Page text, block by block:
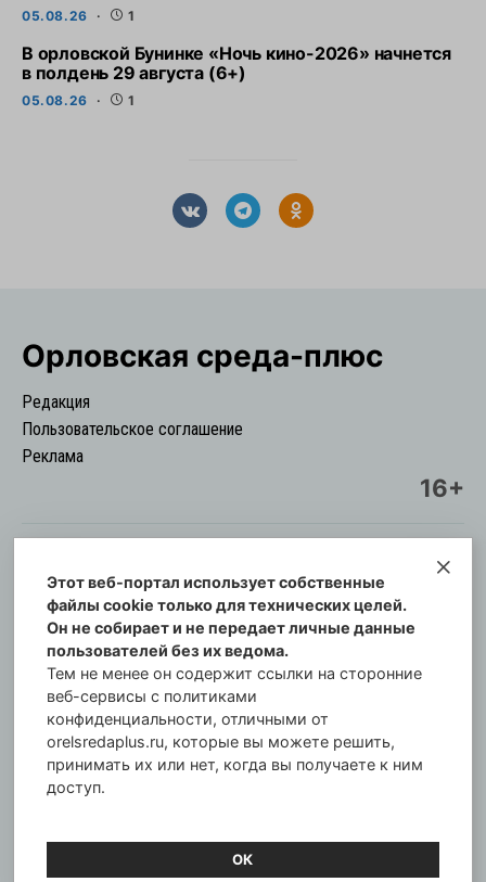
05.08.26 1
В орловской Бунинке «Ночь кино-2026» начнется
в полдень 29 августа (6+)
05.08.26 1
Орловская cреда-плюс
Редакция
Пользовательское соглашение
Реклама
16+
© Информационный городской портал
Орловская cреда-плюс, 2021-2026
Свидетельство о регистрации СМИ: ПИ №57-
00254 от 29 октября 2013 г.
Газета зарегистрирована Управлением
Федеральной службы по надзору в сфере связи,
информационных технологий и массовых
коммуникаций по Орловской области.
Главный редактор: Татьяна Филёва
Этот веб-портал использует собственные
файлы cookie только для технических целей.
Он не собирает и не передает личные данные
пользователей без их ведома.
Тем не менее он содержит ссылки на сторонние
веб-сервисы с политиками
конфиденциальности, отличными от
orelsredaplus.ru, которые вы можете решить,
принимать их или нет, когда вы получаете к ним
доступ.
ОК